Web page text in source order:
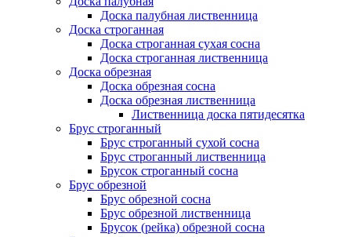
Доска палубная лиственница
Доска строганная
Доска строганная сухая сосна
Доска строганная лиственница
Доска обрезная
Доска обрезная сосна
Доска обрезная лиственница
Лиственница доска пятидесятка
Брус строганный
Брус строганный сухой сосна
Брус строганный лиственница
Брусок строганный сосна
Брус обрезной
Брус обрезной сосна
Брус обрезной лиственница
Брусок (рейка) обрезной сосна